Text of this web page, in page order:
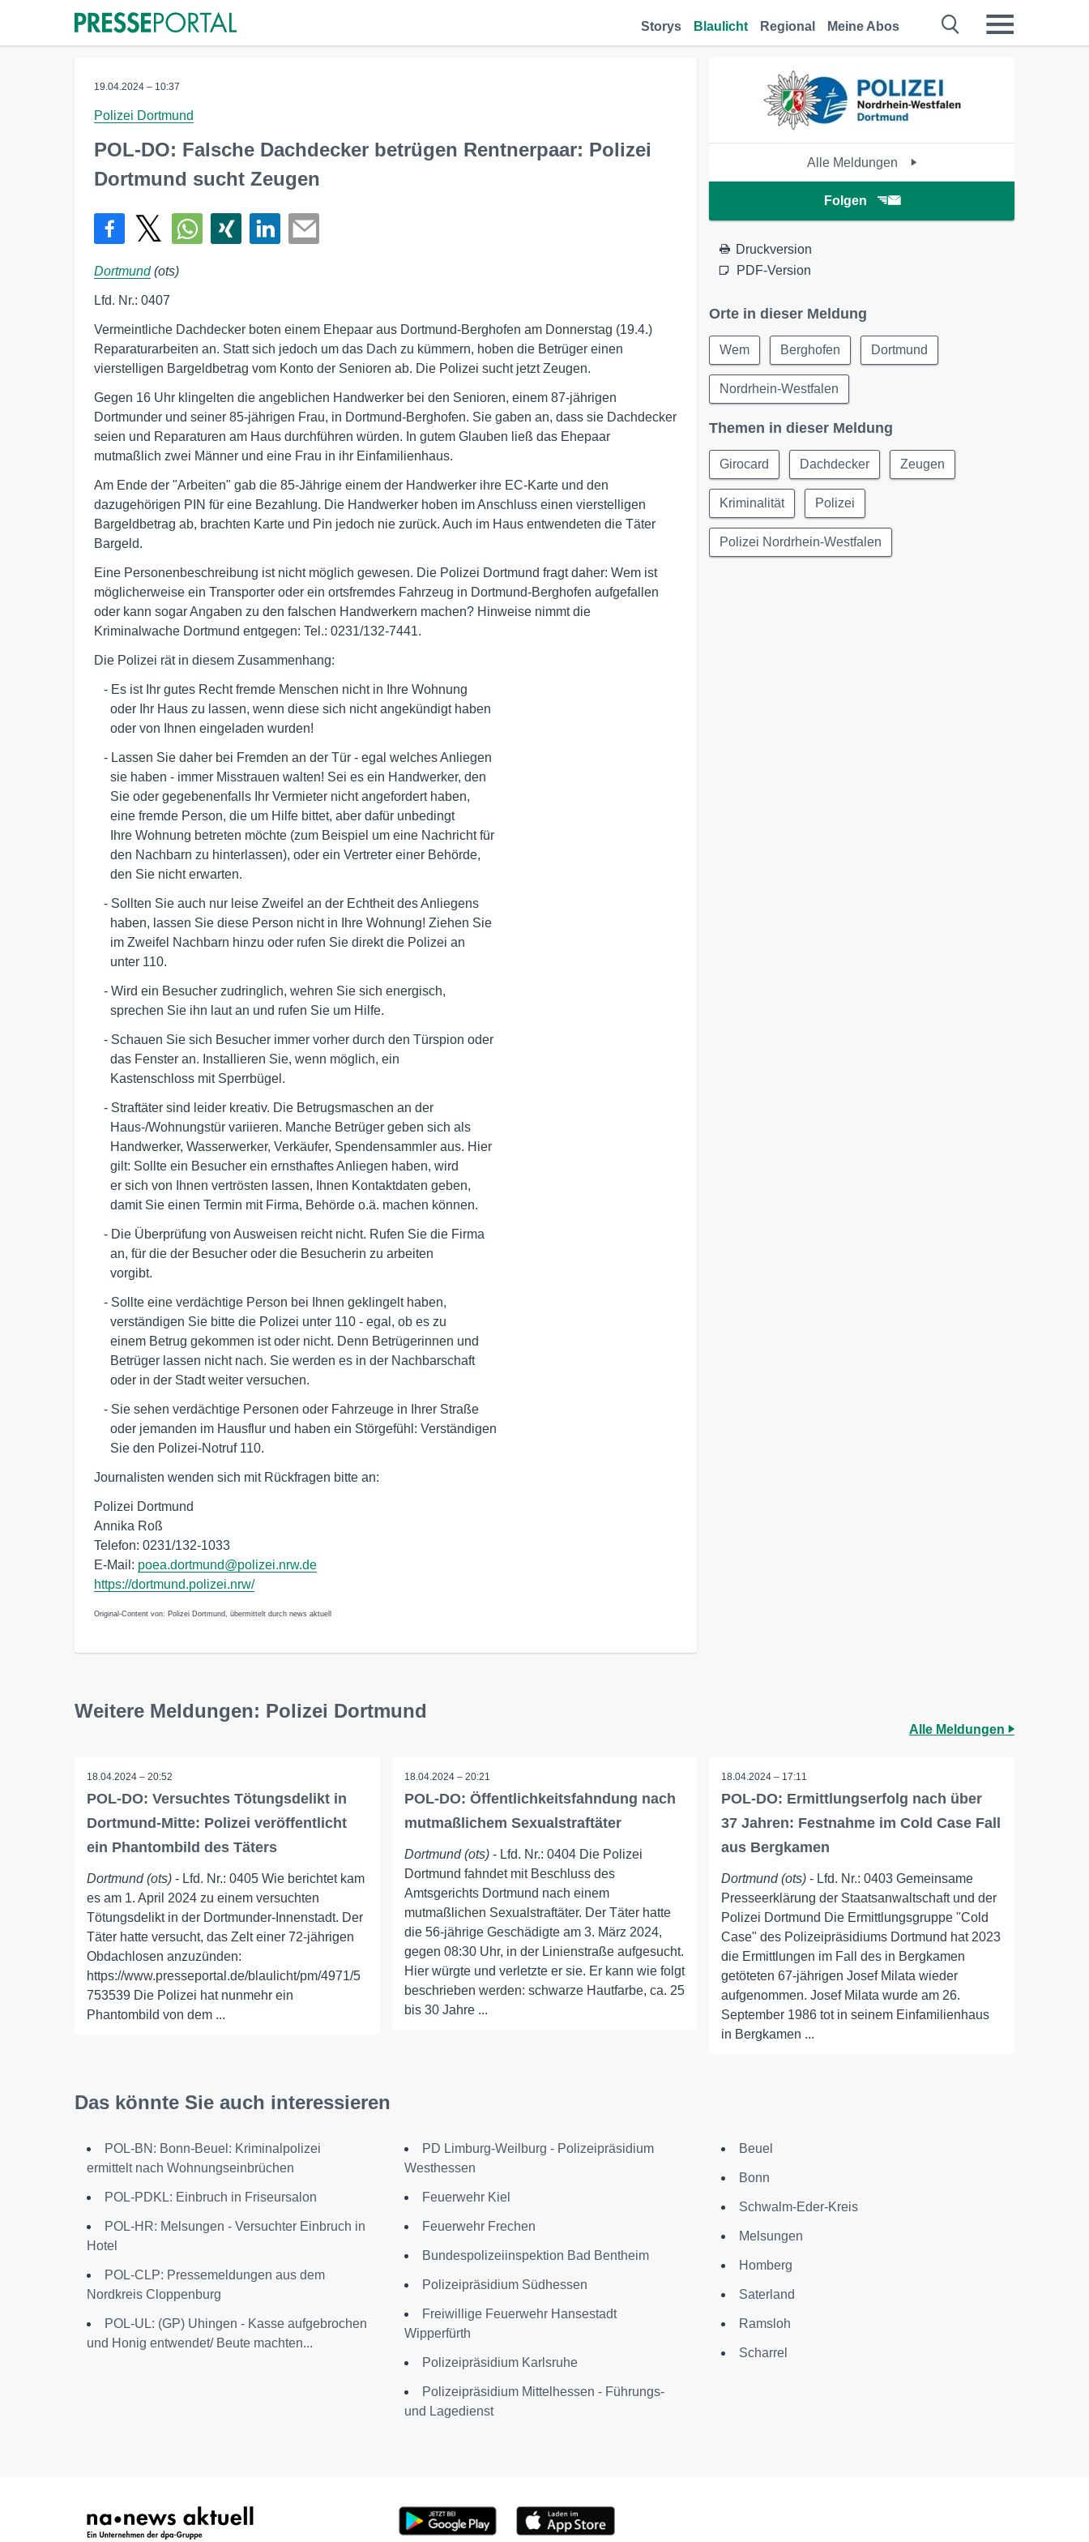
Storys Blaulicht Regional Meine Abos
19.04.2024 – 10:37
Polizei Dortmund
POL-DO: Falsche Dachdecker betrügen Rentnerpaar: Polizei
Dortmund sucht Zeugen
Dortmund(ots)
Lfd. Nr.: 0407
Vermeintliche Dachdecker boten einem Ehepaar aus Dortmund-Berghofen am Donnerstag (19.4.)
Reparaturarbeiten an. Statt sich jedoch um das Dach zu kümmern, hoben die Betrüger einen
vierstelligen Bargeldbetrag vom Konto der Senioren ab. Die Polizei sucht jetzt Zeugen.
Gegen 16 Uhr klingelten die angeblichen Handwerker bei den Senioren, einem 87-jährigen
Dortmunder und seiner 85-jährigen Frau, in Dortmund-Berghofen. Sie gaben an, dass sie Dachdecker
seien und Reparaturen am Haus durchführen würden. In gutem Glauben ließ das Ehepaar
mutmaßlich zwei Männer und eine Frau in ihr Einfamilienhaus.
Am Ende der "Arbeiten" gab die 85-Jährige einem der Handwerker ihre EC-Karte und den
dazugehörigen PIN für eine Bezahlung. Die Handwerker hoben im Anschluss einen vierstelligen
Bargeldbetrag ab, brachten Karte und Pin jedoch nie zurück. Auch im Haus entwendeten die Täter
Bargeld.
Eine Personenbeschreibung ist nicht möglich gewesen. Die Polizei Dortmund fragt daher: Wem ist
möglicherweise ein Transporter oder ein ortsfremdes Fahrzeug in Dortmund-Berghofen aufgefallen
oder kann sogar Angaben zu den falschen Handwerkern machen? Hinweise nimmt die
Kriminalwache Dortmund entgegen: Tel.: 0231/132-7441.
Die Polizei rät in diesem Zusammenhang:
     oder von Ihnen eingeladen wurden!
     den Sie nicht erwarten.
     unter 110.
     sprechen Sie ihn laut an und rufen Sie um Hilfe.
     Kastenschloss mit Sperrbügel.
     damit Sie einen Termin mit Firma, Behörde o.ä. machen können.
     vorgibt.
     oder in der Stadt weiter versuchen.
     Sie den Polizei-Notruf 110.
Journalisten wenden sich mit Rückfragen bitte an:
Polizei Dortmund
Annika Roß
Telefon: 0231/132-1033
E-Mail: poea.dortmund@polizei.nrw.de
https://dortmund.polizei.nrw/
Original-Content von: Polizei Dortmund, übermittelt durch news aktuell
Alle Meldungen
Folgen
Druckversion
PDF-Version
Orte in dieser Meldung
Wem Berghofen Dortmund
Nordrhein-Westfalen
Themen in dieser Meldung
Girocard Dachdecker Zeugen
Kriminalität Polizei
Polizei Nordrhein-Westfalen
Weitere Meldungen: Polizei Dortmund
Alle Meldungen
18.04.2024 – 20:52
POL-DO: Versuchtes Tötungsdelikt in
Dortmund-Mitte: Polizei veröffentlicht
ein Phantombild des Täters
Dortmund (ots) - Lfd. Nr.: 0405 Wie berichtet kam
es am 1. April 2024 zu einem versuchten
Tötungsdelikt in der Dortmunder-Innenstadt. Der
Täter hatte versucht, das Zelt einer 72-jährigen
Obdachlosen anzuzünden:
https://www.presseportal.de/blaulicht/pm/4971/5
753539 Die Polizei hat nunmehr ein
Phantombild von dem ...
18.04.2024 – 20:21
POL-DO: Öffentlichkeitsfahndung nach
mutmaßlichem Sexualstraftäter
Dortmund (ots)- Lfd. Nr.: 0404 Die Polizei
Dortmund fahndet mit Beschluss des
Amtsgerichts Dortmund nach einem
mutmaßlichen Sexualstraftäter. Der Täter hatte
die 56-jährige Geschädigte am 3. März 2024,
gegen 08:30 Uhr, in der Linienstraße aufgesucht.
Hier würgte und verletzte er sie. Er kann wie folgt
beschrieben werden: schwarze Hautfarbe, ca. 25
bis 30 Jahre ...
18.04.2024 – 17:11
POL-DO: Ermittlungserfolg nach über
37 Jahren: Festnahme im Cold Case Fall
aus Bergkamen
Dortmund (ots) - Lfd. Nr.: 0403 Gemeinsame
Presseerklärung der Staatsanwaltschaft und der
Polizei Dortmund Die Ermittlungsgruppe "Cold
Case" des Polizeipräsidiums Dortmund hat 2023
die Ermittlungen im Fall des in Bergkamen
getöteten 67-jährigen Josef Milata wieder
aufgenommen. Josef Milata wurde am 26.
September 1986 tot in seinem Einfamilienhaus
in Bergkamen ...
Das könnte Sie auch interessieren
POL-BN: Bonn-Beuel: Kriminalpolizei
ermittelt nach Wohnungseinbrüchen
POL-PDKL: Einbruch in Friseursalon
POL-HR: Melsungen - Versuchter Einbruch in
Hotel
POL-CLP: Pressemeldungen aus dem
Nordkreis Cloppenburg
POL-UL: (GP) Uhingen - Kasse aufgebrochen
und Honig entwendet/ Beute machten...
PD Limburg-Weilburg - Polizeipräsidium
Westhessen
Feuerwehr Kiel
Feuerwehr Frechen
Bundespolizeiinspektion Bad Bentheim
Polizeipräsidium Südhessen
Freiwillige Feuerwehr Hansestadt
Wipperfürth
Polizeipräsidium Karlsruhe
Polizeipräsidium Mittelhessen - Führungs-
und Lagedienst
Beuel
Bonn
Schwalm-Eder-Kreis
Melsungen
Homberg
Saterland
Ramsloh
Scharrel